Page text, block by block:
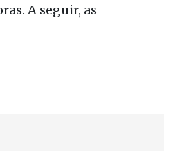
A seguir, as